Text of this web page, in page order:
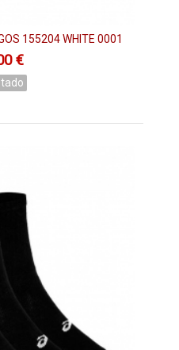
155204 WHITE 0001
€